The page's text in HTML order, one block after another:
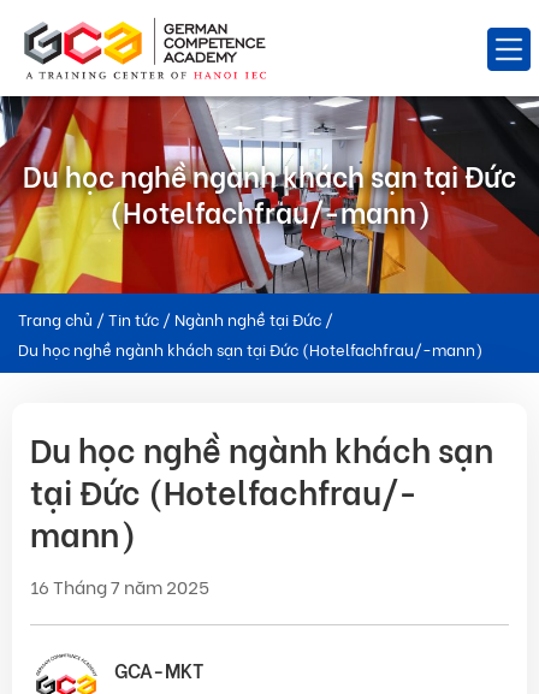
Du học nghề ngành khách sạn tại Đức
(Hotelfachfrau/-mann)
Trang chủ /Tin tức / Ngành nghề tại Đức /
Du học nghề ngành khách sạn tại Đức (Hotelfachfrau/-mann)
Du học nghề ngành khách sạn
tại Đức (Hotelfachfrau/-
mann)
16 Tháng 7 năm 2025
GCA-MKT